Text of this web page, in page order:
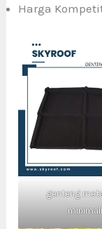
Harga
genteng